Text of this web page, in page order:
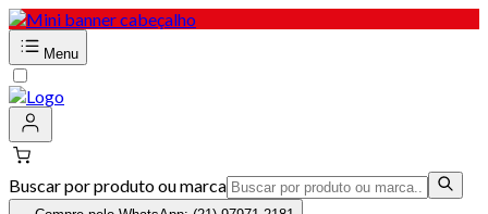
Menu
Buscar por produto ou marca